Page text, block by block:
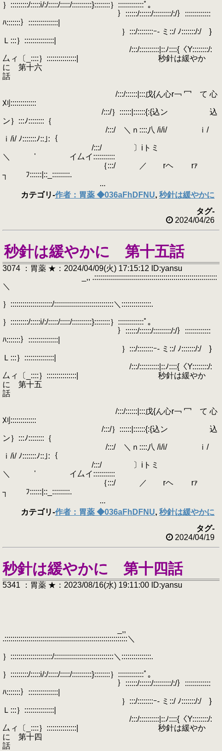
｝:::::::::/:::::i/:/:::::/:::::/::::::::::}::::::::｝:::::::::::::ﾟ｡
｝::::::/::::::/:::::::::/:/｝:::::::::::::
ﾊ:::::::｝:::::::::::::::|
｝:::/::::::::ｰ- ミ::/ ﾉ:::::::/:/ }
Ｌ:::｝:::::::::::::::|
/:::/::::::::::|::ﾉ::::{〈Y::::::::/:
厶ィ〔_::::｝:::::::::::::::| 秒針は緩やか
に 第十六
話
/:::/::::::|:::戊{ん心r￢ 冖 て 心
刈:::::::::::::
/:::/｝::::::|::::::{:{込ン 込
ン｝:::ﾉ::::::::｛
/:::/ ＼ｎ::::八 /i/i/ ｉ/
ｉ/i/ ﾉ:::::::ﾉ::｣:｛
/:::/ 〕iトミ
＼ ' イ厶イ:::::::::::
｛:::/ ／ rヘ rｧ
┐ ﾌ::::::|::_:::::::::.
...
カテゴリ-作者：胃薬 ◆036aFhDFNU, 秒針は緩やかに
タグ-
2024/04/26
秒針は緩やかに 第十五話
3074 ：胃薬 ★：2024/04/09(火) 17:15:12 ID:yansu
_,, .::::::::::::::::::::::::::::::::::::::::::::::::::::::::::::::
＼
｝:::::::::::::::::::::/::::::::::::::::::::::::::::::＼:::::::::::::::.
｝:::::::::/:::::i/:/:::::/:::::/::::::::::}::::::::｝:::::::::::::ﾟ｡
｝::::::/::::::/:::::::::/:/｝:::::::::::::
ﾊ:::::::｝:::::::::::::::|
｝:::/::::::::ｰ- ミ::/ ﾉ:::::::/:/ }
Ｌ:::｝:::::::::::::::|
/:::/::::::::::|::ﾉ::::{〈Y::::::::/:
厶ィ〔_::::｝:::::::::::::::| 秒針は緩やか
に 第十五
話
/:::/::::::|:::戊{ん心r￢ 冖 て 心
刈:::::::::::::
/:::/｝::::::|::::::{:{込ン 込
ン｝:::ﾉ::::::::｛
/:::/ ＼ｎ::::八 /i/i/ ｉ/
ｉ/i/ ﾉ:::::::ﾉ::｣:｛
/:::/ 〕iトミ
＼ ' イ厶イ:::::::::::
｛:::/ ／ rヘ rｧ
┐ ﾌ::::::|::_:::::::::.
...
カテゴリ-作者：胃薬 ◆036aFhDFNU, 秒針は緩やかに
タグ-
2024/04/19
秒針は緩やかに 第十四話
5341 ：胃薬 ★：2023/08/16(水) 19:11:00 ID:yansu
_,,
.::::::::::::::::::::::::::::::::::::::::::::::::::::::::::::::＼
｝:::::::::::::::::::::/::::::::::::::::::::::::::::::＼:::::::::::::::.
｝:::::::::/:::::i/:/:::::/:::::/::::::::::}::::::::｝:::::::::::::ﾟ｡
｝::::::/::::::/:::::::::/:/｝:::::::::::::
ﾊ:::::::｝:::::::::::::::|
｝:::/::::::::ｰ- ミ::/ ﾉ:::::::/:/ }
Ｌ:::｝:::::::::::::::|
/:::/::::::::::|::ﾉ::::{〈Y::::::::/:
厶ィ〔_::::｝:::::::::::::::| 秒針は緩やか
に 第十四
話